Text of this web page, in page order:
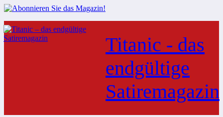
Zum
Inhalt
springen
Titanic - das
endgültige
Satiremagazin